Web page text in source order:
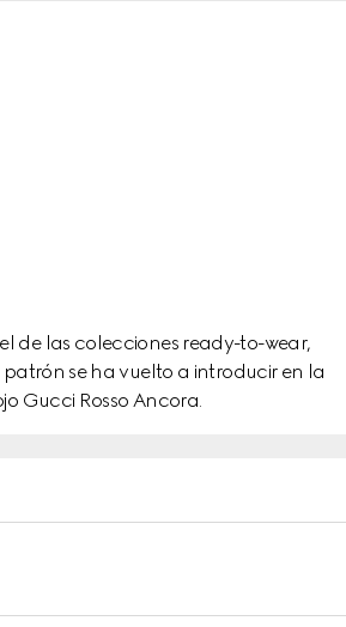
de las colecciones ready-to-wear,
se ha vuelto a introducir en la
Gucci Rosso Ancora.